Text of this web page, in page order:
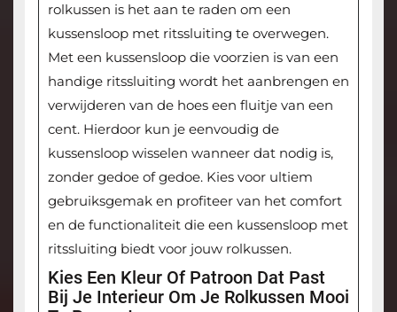
rolkussen is het aan te raden om een
kussensloop met ritssluiting te overwegen.
Met een kussensloop die voorzien is van een
handige ritssluiting wordt het aanbrengen en
verwijderen van de hoes een fluitje van een
cent. Hierdoor kun je eenvoudig de
kussensloop wisselen wanneer dat nodig is,
zonder gedoe of gedoe. Kies voor ultiem
gebruiksgemak en profiteer van het comfort
en de functionaliteit die een kussensloop met
ritssluiting biedt voor jouw rolkussen.
Kies Een Kleur Of Patroon Dat Past
Bij Je Interieur Om Je Rolkussen Mooi